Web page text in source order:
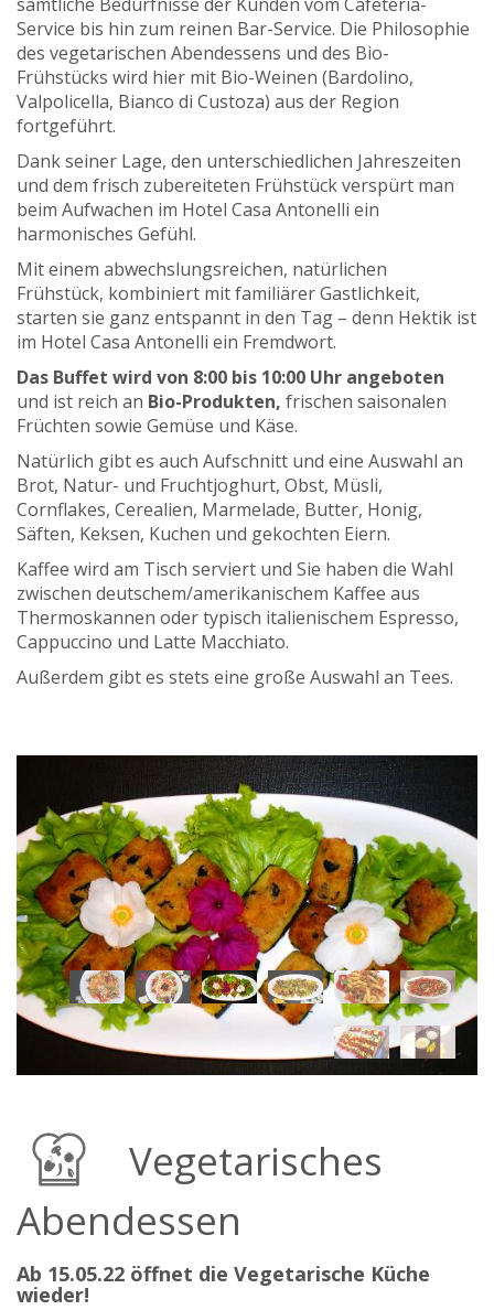
Service bis hin zum reinen Bar-Service. Die Philosophie
des vegetarischen Abendessens und des Bio-
Frühstücks wird hier mit Bio-Weinen (Bardolino,
Valpolicella, Bianco di Custoza) aus der Region
fortgeführt.
Dank seiner Lage, den unterschiedlichen Jahreszeiten
und dem frisch zubereiteten Frühstück verspürt man
beim Aufwachen im Hotel Casa Antonelli ein
harmonisches Gefühl.
Mit einem abwechslungsreichen, natürlichen
Frühstück, kombiniert mit familiärer Gastlichkeit,
starten sie ganz entspannt in den Tag – denn Hektik ist
im Hotel Casa Antonelli ein Fremdwort.
Das Buffet wird von 8:00 bis 10:00 Uhr angeboten
und ist reich an Bio-Produkten, frischen saisonalen
Früchten sowie Gemüse und Käse.
Natürlich gibt es auch Aufschnitt und eine Auswahl an
Brot, Natur- und Fruchtjoghurt, Obst, Müsli,
Cornflakes, Cerealien, Marmelade, Butter, Honig,
Säften, Keksen, Kuchen und gekochten Eiern.
Kaffee wird am Tisch serviert und Sie haben die Wahl
zwischen deutschem/amerikanischem Kaffee aus
Thermoskannen oder typisch italienischem Espresso,
Cappuccino und Latte Macchiato.
Außerdem gibt es stets eine große Auswahl an Tees.
Vegetarisches
Abendessen
Ab 15.05.22 öffnet die Vegetarische Küche
wieder!